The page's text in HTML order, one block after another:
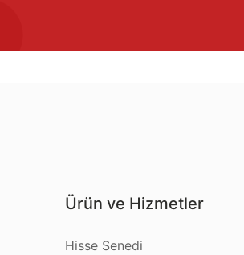
Ürün ve Hizmetler
Hisse Senedi